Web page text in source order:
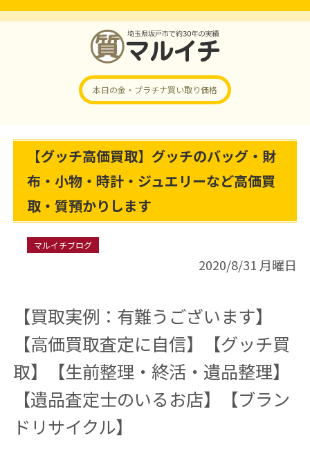
本日の金・プラチナ買い取り価格
【グッチ高価買取】グッチのバッグ・財
布・小物・時計・ジュエリーなど高価買
取・質預かりします
マルイチブログ
2020/8/31 月曜日
【買取実例：有難うございます】
【高価買取査定に自信】【グッチ買
取】【生前整理・終活・遺品整理】
【遺品査定士のいるお店】【ブラン
ドリサイクル】